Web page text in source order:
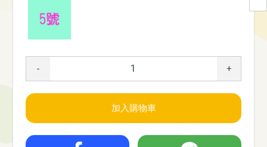
- +